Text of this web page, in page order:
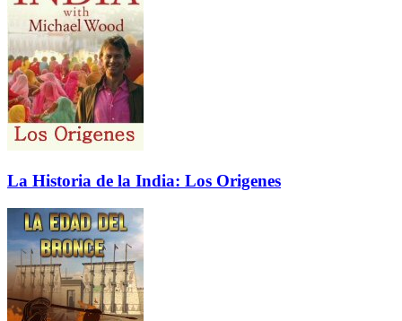
La Historia de la India: Los Origenes